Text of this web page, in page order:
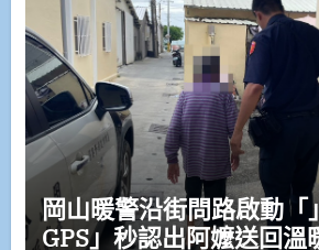
岡山暖警沿街問路啟動「
GPS」秒認出阿嬤送回溫